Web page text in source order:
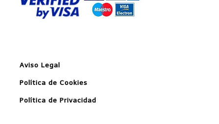
Aviso Legal
Política de Cookies
Política de Privacidad